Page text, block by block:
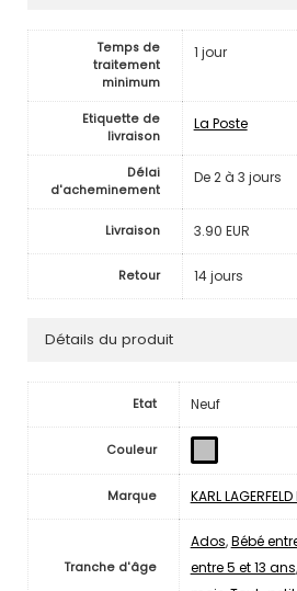
Temps de
traitement
minimum
1 jour
Etiquette de
livraison
La Poste
Délai
d'acheminement
De 2 à 3 jours
Livraison 3.90 EUR
Retour 14 jours
Détails du produit
Etat Neuf
Couleur
Marque KARL LAGERFELD
Tranche d'âge
Ados,Bébé
entre 5 et 13 ans,